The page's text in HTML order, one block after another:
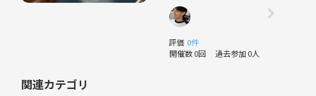
評価 0件
開催数 0回 過去参加 0人
関連カテゴリ